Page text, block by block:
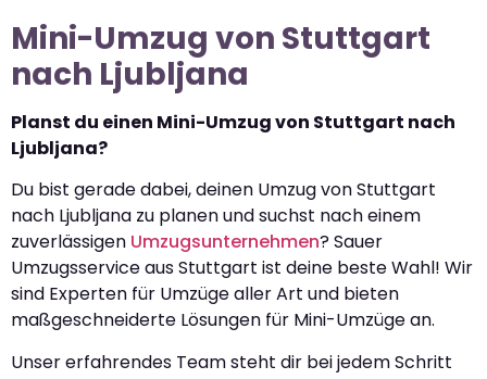
Mini-Umzug von Stuttgart
nach Ljubljana
Planst du einen Mini-Umzug von Stuttgart nach
Ljubljana?
Du bist gerade dabei, deinen Umzug von Stuttgart
nach Ljubljana zu planen und suchst nach einem
zuverlässigen Umzugsunternehmen? Sauer
Umzugsservice aus Stuttgart ist deine beste Wahl! Wir
sind Experten für Umzüge aller Art und bieten
maßgeschneiderte Lösungen für Mini-Umzüge an.
Unser erfahrendes Team steht dir bei jedem Schritt